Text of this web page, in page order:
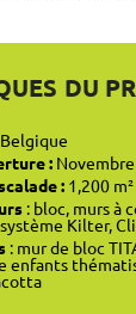
DU
:
: 1,200 m²
: bloc, murs à
Kilter,
: mur de bloc
enfants